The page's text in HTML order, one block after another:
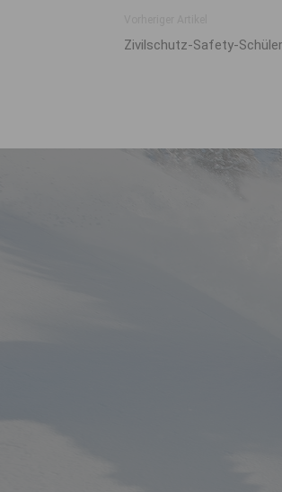
Zivilschutz-Safety-